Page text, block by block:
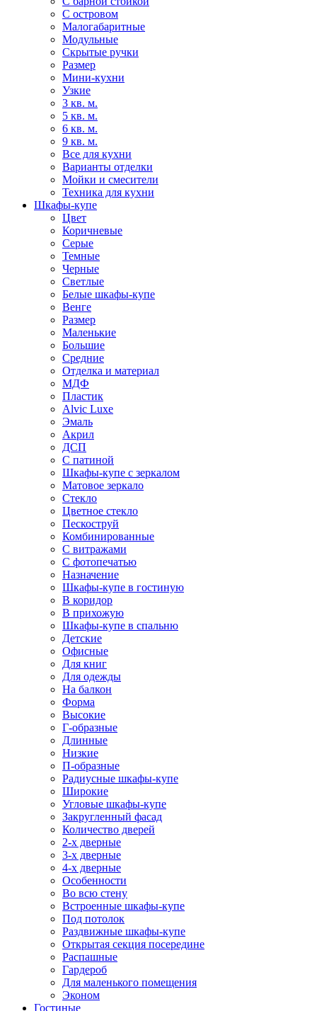
С островом
Малогабаритные
Модульные
Скрытые ручки
Размер
Мини-кухни
Узкие
3 кв. м.
5 кв. м.
6 кв. м.
9 кв. м.
Все для кухни
Варианты отделки
Мойки и смесители
Техника для кухни
Шкафы-купе
Цвет
Коричневые
Серые
Темные
Черные
Светлые
Белые шкафы-купе
Венге
Размер
Маленькие
Большие
Средние
Отделка и материал
МДФ
Пластик
Alvic Luxe
Эмаль
Акрил
ДСП
С патиной
Шкафы-купе с зеркалом
Матовое зеркало
Стекло
Цветное стекло
Пескоструй
Комбинированные
С витражами
С фотопечатью
Назначение
Шкафы-купе в гостиную
В коридор
В прихожую
Шкафы-купе в спальню
Детские
Офисные
Для книг
Для одежды
На балкон
Форма
Высокие
Г-образные
Длинные
Низкие
П-образные
Радиусные шкафы-купе
Широкие
Угловые шкафы-купе
Закругленный фасад
Количество дверей
2-х дверные
3-х дверные
4-х дверные
Особенности
Во всю стену
Встроенные шкафы-купе
Под потолок
Раздвижные шкафы-купе
Открытая секция посередине
Распашные
Гардероб
Для маленького помещения
Эконом
Гостиные